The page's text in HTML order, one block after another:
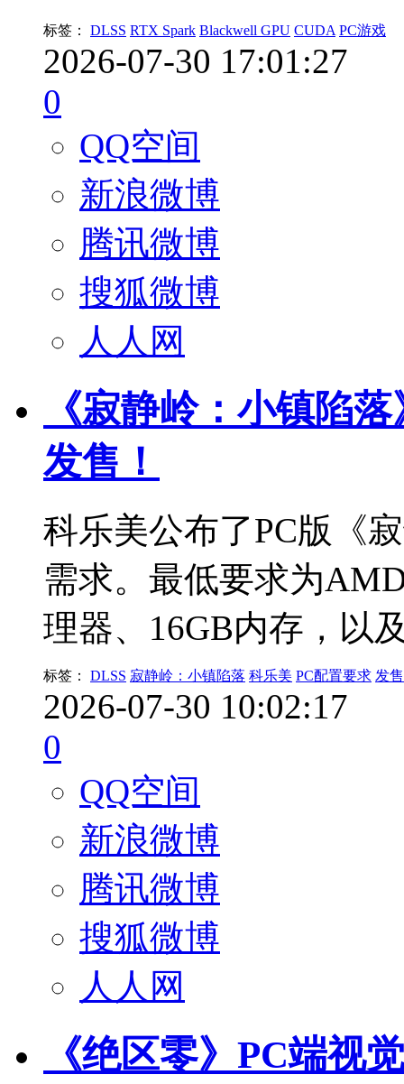
标签： DLSS RTX Spark Blackwell GPU CUDA PC游戏
2026-07-30 17:01:27
0
QQ空间
新浪微博
腾讯微博
搜狐微博
人人网
《寂静岭：小镇陷
发售！
科乐美公布了PC版《
需求。最低要求为
理器、16GB内存，以
标签： DLSS 寂静岭：小镇陷落 科乐美 PC配置要求 发
2026-07-30 10:02:17
0
QQ空间
新浪微博
腾讯微博
搜狐微博
人人网
《绝区零》PC端视